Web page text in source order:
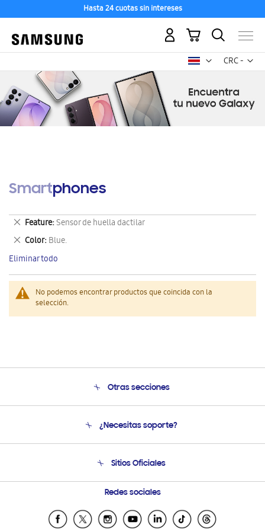
Hasta 24 cuotas sin intereses
CRC -
colón
Mi carrito
Smartphones
No podemos encontrar productos que coincida con la
selección.
Feature Sensor de huella dactilar
Eliminar
este
artículo
Color Blue.
Eliminar
este
artículo
Eliminar todo
Otras secciones
Soporte
Seguimiento de tu pedido
Condiciones de Compra
¿Necesitas soporte?
Soporte vía eMail
Preguntas Frecuentes
Sitios Oficiales
Samsung Costa Rica
Samsung Ecuador
Samsung El Salvador
Redes sociales